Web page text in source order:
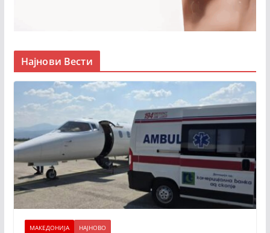
Најнови Вести
МАКЕДОНИЈА НАЈНОВО